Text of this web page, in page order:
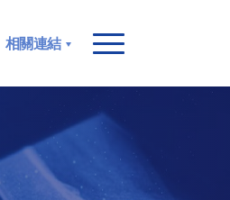
相關連結